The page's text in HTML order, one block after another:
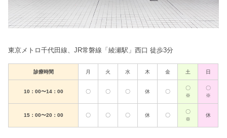
東京メトロ千代田線、JR常磐線「綾瀬駅」西口 徒歩3分
診療時間 月 火 水 木 金 土 日
10：00〜14：00 〇 〇 〇 休 〇
〇
※
〇
※
15：00〜20：00 〇 〇 〇 休 〇
〇
※
休